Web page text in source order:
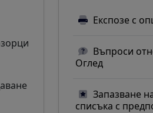
Експозе с
Въпроси
Оглед
Запазване
списъка с